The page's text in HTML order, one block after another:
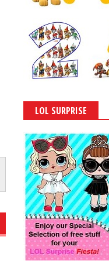
Huntrix Guerreras Kpop:
LOL SURPRISE